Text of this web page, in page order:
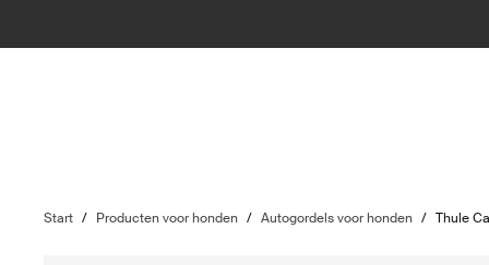
Start / Producten voor honden / Autogordels voor honden / Thule